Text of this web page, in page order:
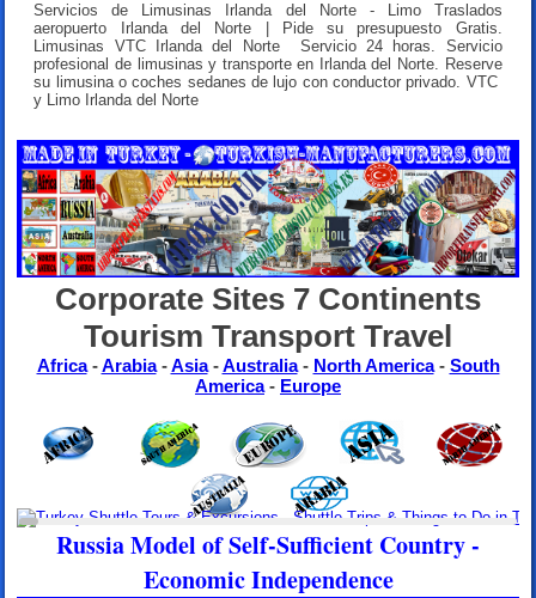
Servicios de Limusinas Irlanda del Norte - Limo Traslados
aeropuerto Irlanda del Norte | Pide su presupuesto Gratis.
Limusinas VTC Irlanda del Norte Servicio 24 horas. Servicio
profesional de limusinas y transporte en Irlanda del Norte. Reserve
su limusina o coches sedanes de lujo con conductor privado. VTC
y Limo Irlanda del Norte
Corporate Sites 7 Continents
Tourism Transport Travel
Africa-Arabia-Asia-Australia- North America- South
America- Europe
Russia Model of Self-Sufficient Country -
Economic Independence